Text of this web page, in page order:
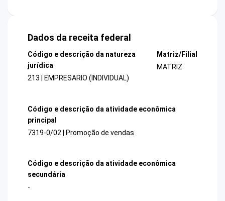
Dados da receita federal
Código e descrição da natureza
jurídica
213 | EMPRESARIO (INDIVIDUAL)
Matriz/Filial
MATRIZ
Código e descrição da atividade econômica
principal
7319-0/02 | Promoção de vendas
Código e descrição da atividade econômica
secundária
-